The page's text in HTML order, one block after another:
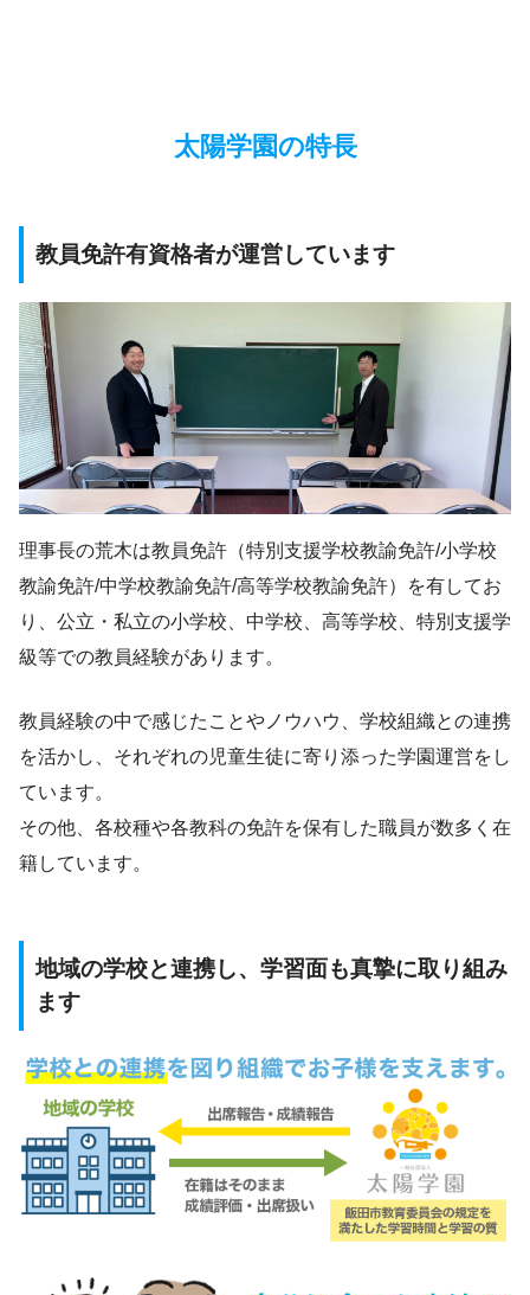
太陽学園の特長
教員免許有資格者が運営しています
理事長の荒木は教員免許（特別支援学校教諭免許/小学校
教諭免許/中学校教諭免許/高等学校教諭免許）を有してお
り、公立・私立の小学校、中学校、高等学校、特別支援学
級等での教員経験があります。
教員経験の中で感じたことやノウハウ、学校組織との連携
を活かし、それぞれの児童生徒に寄り添った学園運営をし
ています。
その他、各校種や各教科の免許を保有した職員が数多く在
籍しています。
地域の学校と連携し、学習面も真摯に取り組み
ます